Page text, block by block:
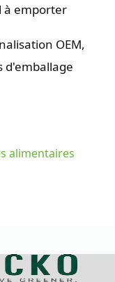
à emporter
OEM,
d'emballage
alimentaires